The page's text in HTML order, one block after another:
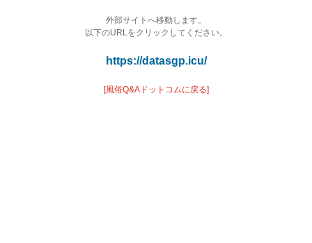
外部サイトへ移動します。
以下のURLをクリックしてください。
https://datasgp.icu/
[風俗Q&Aドットコムに戻る]